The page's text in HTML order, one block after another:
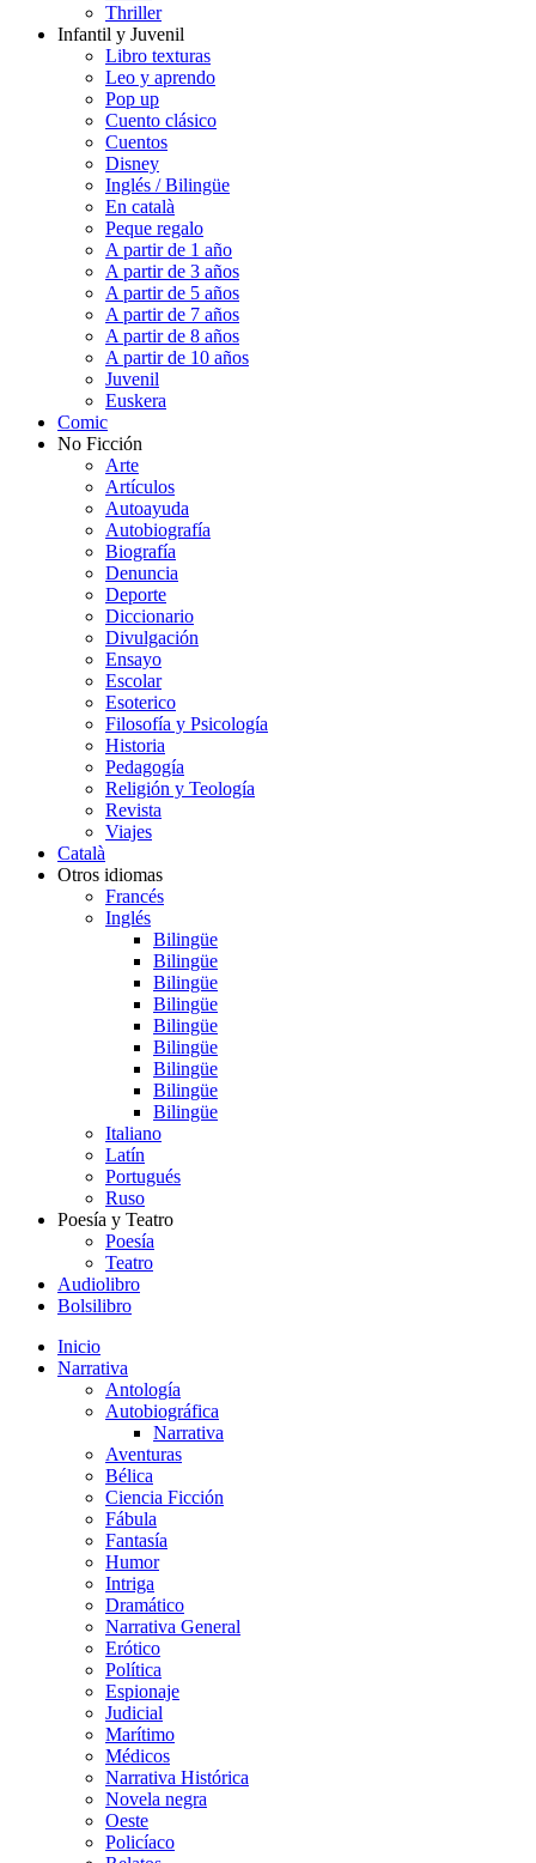
Thriller
Infantil y Juvenil
Libro texturas
Leo y aprendo
Pop up
Cuento clásico
Cuentos
Disney
Inglés / Bilingüe
En català
Peque regalo
A partir de 1 año
A partir de 3 años
A partir de 5 años
A partir de 7 años
A partir de 8 años
A partir de 10 años
Juvenil
Euskera
Comic
No Ficción
Arte
Artículos
Autoayuda
Autobiografía
Biografía
Denuncia
Deporte
Diccionario
Divulgación
Ensayo
Escolar
Esoterico
Filosofía y Psicología
Historia
Pedagogía
Religión y Teología
Revista
Viajes
Català
Otros idiomas
Francés
Inglés
Bilingüe
Bilingüe
Bilingüe
Bilingüe
Bilingüe
Bilingüe
Bilingüe
Bilingüe
Bilingüe
Italiano
Latín
Portugués
Ruso
Poesía y Teatro
Poesía
Teatro
Audiolibro
Bolsilibro
Inicio
Narrativa
Antología
Autobiográfica
Narrativa
Aventuras
Bélica
Ciencia Ficción
Fábula
Fantasía
Humor
Intriga
Dramático
Narrativa General
Erótico
Política
Espionaje
Judicial
Marítimo
Médicos
Narrativa Histórica
Novela negra
Oeste
Policíaco